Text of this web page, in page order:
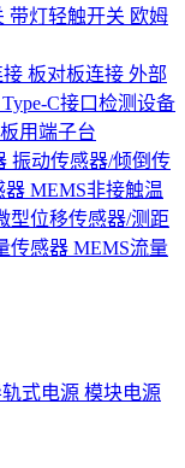
带灯轻触开关 欧姆
接 板对板连接 外部
C接口检测设备
用端子台
振动传感器/倾倒传
器 MEMS非接触温
型位移传感器/测距
传感器 MEMS流量
式电源 模块电源